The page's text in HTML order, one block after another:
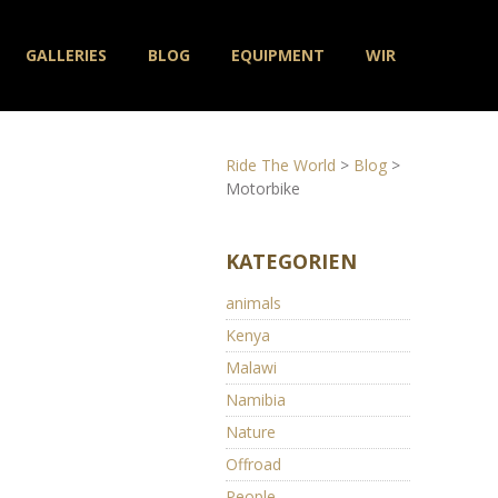
GALLERIES BLOG EQUIPMENT WIR
Ride The World > Blog >
Motorbike
KATEGORIEN
animals
Kenya
Malawi
Namibia
Nature
Offroad